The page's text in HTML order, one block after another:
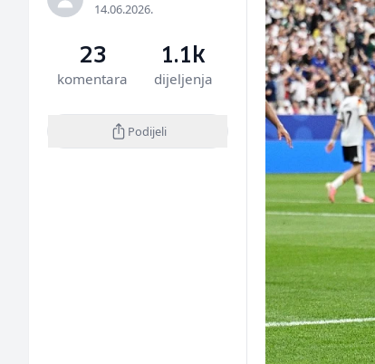
14.06.2026.
23
komentara
1.1k
dijeljenja
Podijeli